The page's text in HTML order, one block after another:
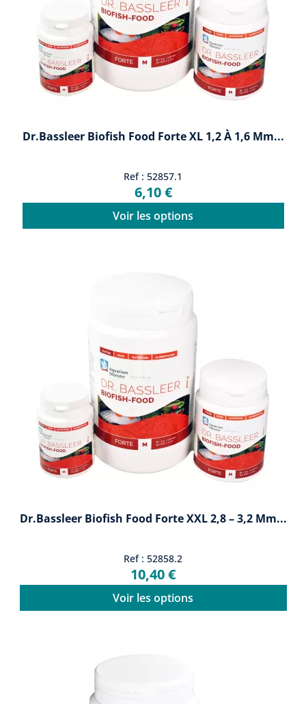
Dr.Bassleer Biofish Food Forte XL 1,2 À 1,6 Mm...
Ref : 52857.1
6,10 €
Voir les options
Dr.Bassleer Biofish Food Forte XXL 2,8 – 3,2 Mm...
Ref : 52858.2
10,40 €
Voir les options